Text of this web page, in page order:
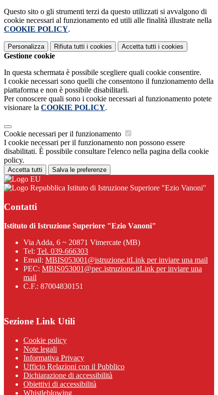
Questo sito o gli strumenti terzi da questo utilizzati si avvalgono di
cookie necessari al funzionamento ed utili alle finalità illustrate nella
COOKIE POLICY.
Personalizza Rifiuta tutti i cookies Accetta tutti i cookies
Gestione cookie
In questa schermata è possibile scegliere quali cookie consentire.
I cookie necessari sono quelli che consentono il funzionamento della
piattaforma e non è possibile disabilitarli.
Per conoscere quali sono i cookie necessari al funzionamento potete
visionare la COOKIE POLICY.
Cookie necessari per il funzionamento
I cookie necessari per il funzionamento non possono essere
disabilitati. È possibile consultare l'elenco nella pagina della cookie
policy.
Accetta tutti Salva le preferenze
Istituto di Istruzione Superiore "Ezio Vanoni"
Contatti
Istituto di Istruzione Superiore "Ezio Vanoni"
Via Adda, 6 ~ 20871 Vimercate (MB)
Tel: Tel. 039-666303
Email: MBIS053001@istruzione.itLink per inviare una mail
PEC: MBIS053001@pec.istruzione.itLink per inviare una
mail
C.F.: 87004830151
Sezione Link Utili
Cookie policy
Note legali
Informativa Privacy
Ufficio Relazioni con il Pubblico
Dichiarazione di accessibilità
Obiettivi di accessibilità
Whistleblowing